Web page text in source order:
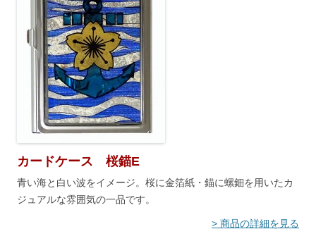
カードケース 桜錨E
青い海と白い波をイメージ。桜に金箔紙・錨に螺鈿を用いたカ
ジュアルな雰囲気の一品です。
> 商品の詳細を見る